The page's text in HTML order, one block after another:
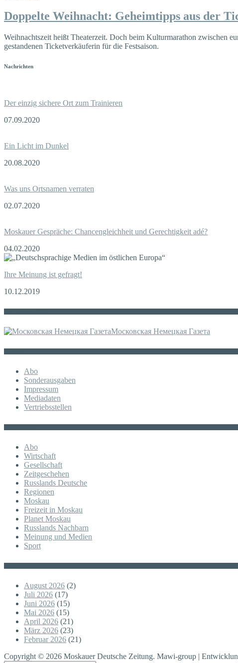
Doppelte Weihnacht: Geheimtipps aus der
Weihnachtszeit heißt Theaterzeit. Doch beim Kulturmarathon zwischen
gestandenen Ticketverkäuferin für die Festsaison.
Nachrichten
Der einzig sichere Ort zum Trainieren
07.09.2020
Ein Licht im Dunkel
20.08.2020
Was uns Ortsnamen verraten
02.07.2020
Moskauer Gespräche: Chancengleichheit und Gerechtigkeit adé?
04.02.2020
Ihre Meinung ist gefragt!
10.12.2019
Московская Немецкая Газета
Abo
Sonderausgaben
Impressum
Mediadaten
Vertriebsstellen
Abo
Wirtschaft
Gesellschaft
Zeitgeschehen
Russlands Deutsche
Regionen
Moskau
Freizeit in Moskau
Planet Moskau
Russlands Nachbarn
Meinung und Medien
Sport
August 2026 (2)
Juli 2026 (17)
Juni 2026 (15)
Mai 2026 (15)
April 2026 (21)
März 2026 (23)
Februar 2026 (21)
Copyright © 2026 Moskauer Deutsche Zeitung. Mawi-group |